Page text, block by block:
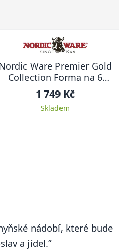
Ware Premier Gold
Collection Forma na 6
minibábovek VČELÍ ÚL
1 749 Kč
Skladem
nádobí, které bude
a jídel.”